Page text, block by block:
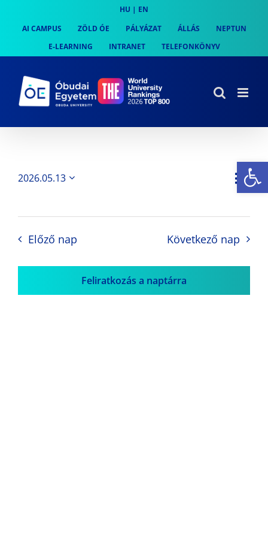
content
HU | EN
AI CAMPUS
ZÖLD ÓE PÁLYÁZAT ÁLLÁS
NEPTUN
E-LEARNING
INTRANET TELEFONKÖNYV
Nap
2026.05.13
Előző nap Következő nap
Feliratkozás a naptárra